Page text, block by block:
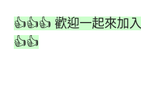
👍👍👍 歡迎一起來加入
👍👍